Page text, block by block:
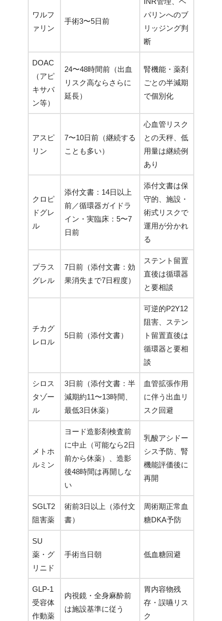
ワルフ
ァリン
手術3〜5日前
パリンへのブ
リッジング判
断
DOAC
（アピ
キサバ
ン等）
24〜48時間前（出血
リスク高ならさらに
延長）
腎機能・薬剤
ごとの半減期
で個別化
アスピ
リン
7〜10日前（継続する
ことも多い）
心血管リスク
との天秤、低
用量は継続例
あり
クロピ
ドグレ
ル
添付文書：14日以上
前／循環器ガイドラ
イン・実臨床：5〜7
日前
添付文書は保
守的、施設・
術式リスクで
運用が分かれ
る
プラス
グレル
7日前（添付文書：効
果消失まで7日程度）
ステント留置
直後は循環器
と要相談
チカグ
レロル
5日前（添付文書）
可逆的P2Y12
阻害、ステン
ト留置直後は
循環器と要相
談
シロス
タゾー
ル
3日前（添付文書：半
減期約11〜13時間、
最低3日休薬）
血管拡張作用
に伴う出血リ
スク回避
メトホ
ルミン
ヨード造影剤検査前
に中止（可能なら2日
前から休薬）、造影
後48時間は再開しな
い
乳酸アシドー
シス予防、腎
機能評価後に
再開
SGLT2
阻害薬
術前3日以上（添付文
書）
周術期正常血
糖DKA予防
SU
薬・グ
リニド
手術当日朝 低血糖回避
GLP-1
受容体
作動薬
内視鏡・全身麻酔前
は施設基準に従う
胃内容物残
存・誤嚥リス
ク